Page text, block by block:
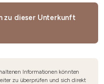
zu dieser Unterkunft
Informationen könnten
zu überprüfen und sich direkt